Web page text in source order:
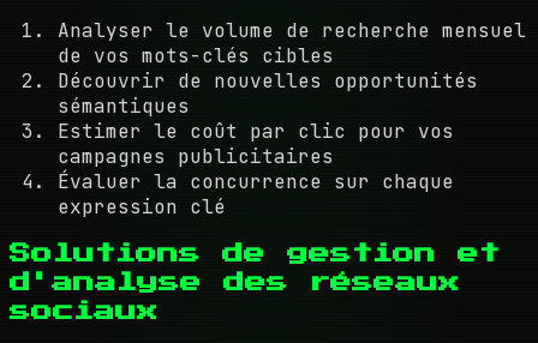
Analyser le volume de recherche mensuel
de vos mots-clés cibles
Découvrir de nouvelles opportunités
sémantiques
Estimer le coût par clic pour vos
campagnes publicitaires
Évaluer la concurrence sur chaque
expression clé
Solutions de gestion et
d'analyse des réseaux
sociaux